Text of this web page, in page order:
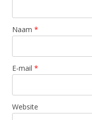
Naam *
E-mail *
Website